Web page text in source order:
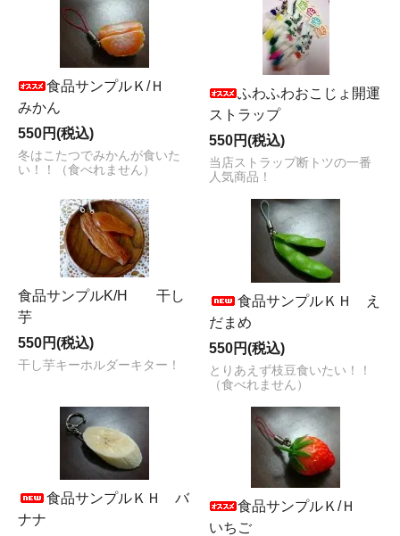
食品サンプルＫ/Ｈ
みかん
550円(税込)
冬はこたつでみかんが食いた
い！！（食べれません）
ふわふわおこじょ開運
ストラップ
550円(税込)
当店ストラップ断トツの一番
人気商品！
食品サンプルK/H 干し
芋
550円(税込)
干し芋キーホルダーキター！
食品サンプルＫＨ え
だまめ
550円(税込)
とりあえず枝豆食いたい！！
（食べれません）
食品サンプルＫＨ バ
ナナ
食品サンプルＫ/Ｈ
いちご